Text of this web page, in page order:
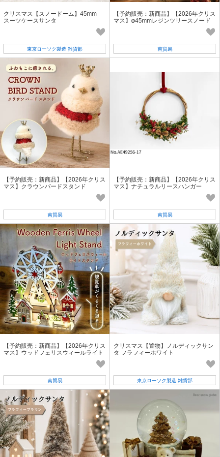
クリスマス【スノードーム】45mm
スーツケースサンタ
東京ローソク製造 雑貨部
【予約販売：新商品】【2026年クリス
マス】φ45mmレジンツリースノード
南貿易
【予約販売：新商品】【2026年クリス
マス】クラウンバードスタンド
南貿易
【予約販売：新商品】【2026年クリス
マス】ナチュラルリースハンガー
南貿易
【予約販売：新商品】【2026年クリス
マス】ウッドフェリスウィールライト
南貿易
クリスマス【置物】ノルディックサン
タ フラフィーホワイト
東京ローソク製造 雑貨部